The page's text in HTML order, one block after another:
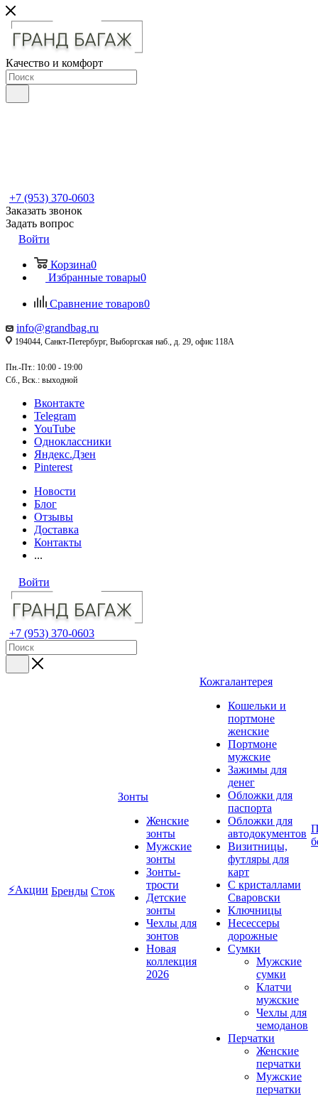
Качество и комфорт
+7 (953) 370-0603
Заказать звонок
Задать вопрос
Войти
Корзина0
Избранные товары0
Сравнение товаров0
info@grandbag.ru
194044, Санкт-Петербург, Выборгская наб., д. 29, офис 118А
Пн.-Пт.: 10:00 - 19:00
Сб., Вск.: выходной
Вконтакте
Telegram
YouTube
Одноклассники
Яндекс.Дзен
Pinterest
Новости
Блог
Отзывы
Доставка
Контакты
...
Войти
+7 (953) 370-0603
⚡Акции Бренды Сток
Зонты
Женские
зонты
Мужские
зонты
Зонты-
трости
Детские
зонты
Чехлы для
зонтов
Новая
коллекция
2026
Кожгалантерея
Кошельки и
портмоне
женские
Портмоне
мужские
Зажимы для
денег
Обложки для
паспорта
Обложки для
автодокументов
Визитницы,
футляры для
карт
C кристаллами
Сваровски
Ключницы
Несессеры
дорожные
Сумки
Мужские
сумки
Клатчи
мужские
Чехлы для
чемоданов
Перчатки
Женские
перчатки
Мужские
перчатки